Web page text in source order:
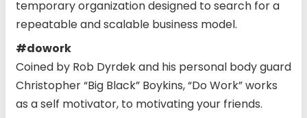
temporary organization designed to search for a
repeatable and scalable business model.
#dowork
Coined by Rob Dyrdek and his personal body guard
Christopher “Big Black” Boykins, “Do Work” works
as a self motivator, to motivating your friends.